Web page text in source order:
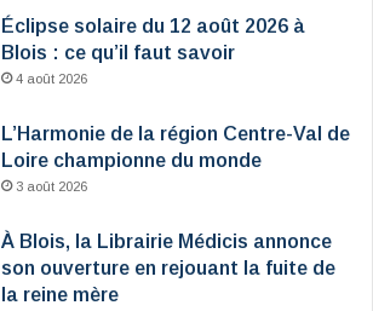
Éclipse solaire du 12 août 2026 à
Blois : ce qu’il faut savoir
4 août 2026
L’Harmonie de la région Centre-Val de
Loire championne du monde
3 août 2026
À Blois, la Librairie Médicis annonce
son ouverture en rejouant la fuite de
la reine mère